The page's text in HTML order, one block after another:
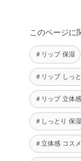
【オフィスでこっそ
ロウィンメイク
このページに
＃リップ 保湿
＃リップ しっ
＃リップ 立体感
＃しっとり 保湿
＃立体感 コス